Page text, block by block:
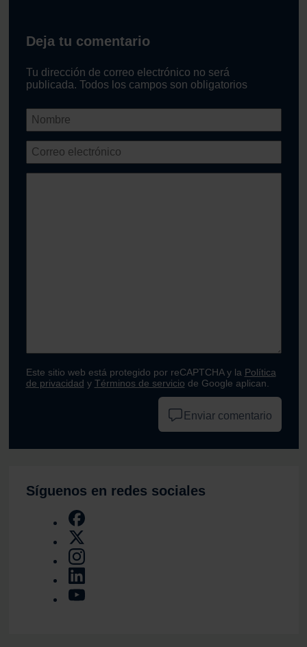
Deja tu comentario
Tu dirección de correo electrónico no será
publicada. Todos los campos son obligatorios
Este sitio web está protegido por reCAPTCHA y la Política
de privacidad y Términos de servicio de Google aplican.
Enviar comentario
Síguenos en redes sociales